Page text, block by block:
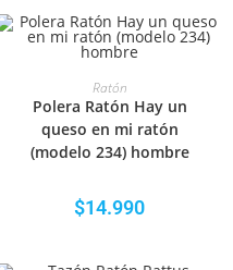
SELECCIONAR OPCIONES
Ratón
Polera Ratón Hay un
queso en mi ratón
(modelo 234) hombre
$14.990